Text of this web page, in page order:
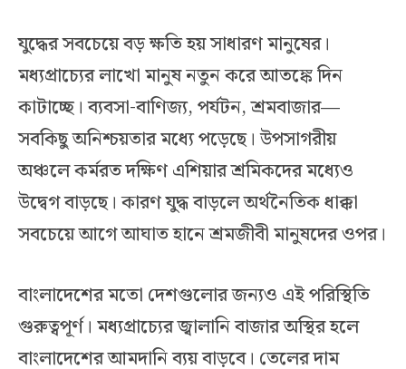
যুদ্ধের সবচেয়ে বড় ক্ষতি হয় সাধারণ মানুষের।
মধ্যপ্রাচ্যের লাখো মানুষ নতুন করে আতঙ্কে দিন
কাটাচ্ছে। ব্যবসা-বাণিজ্য, পর্যটন, শ্রমবাজার—
সবকিছু অনিশ্চয়তার মধ্যে পড়েছে। উপসাগরীয়
অঞ্চলে কর্মরত দক্ষিণ এশিয়ার শ্রমিকদের মধ্যেও
উদ্বেগ বাড়ছে। কারণ যুদ্ধ বাড়লে অর্থনৈতিক ধাক্কা
সবচেয়ে আগে আঘাত হানে শ্রমজীবী মানুষদের ওপর।
বাংলাদেশের মতো দেশগুলোর জন্যও এই পরিস্থিতি
গুরুত্বপূর্ণ। মধ্যপ্রাচ্যের জ্বালানি বাজার অস্থির হলে
বাংলাদেশের আমদানি ব্যয় বাড়বে। তেলের দাম